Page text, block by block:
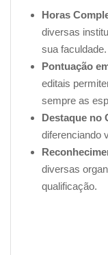
Horas
diversas
sua faculdade.
Pontuação
editais
sempre as
Destaque no
diferenciando
diversas
qualificação.